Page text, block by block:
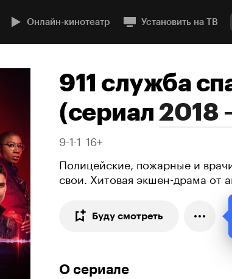
Онлайн-кинотеатр Установить на ТВ
911 служба
(сериал2018
9-1-1 16+
Полицейские, пожарные и
свои. Хитовая экшен-драма от
Буду смотреть
О сериале